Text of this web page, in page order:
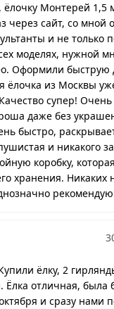
Монтерей 1,5
через сайт, со мной
и не только
моделях, нужной
Оформили быструю
ёлочка из Москвы
супер!
даже без
быстро,
и никакого
коробку,
хранения. Никаких
ёлку, 2
отличная, была
и сразу нами